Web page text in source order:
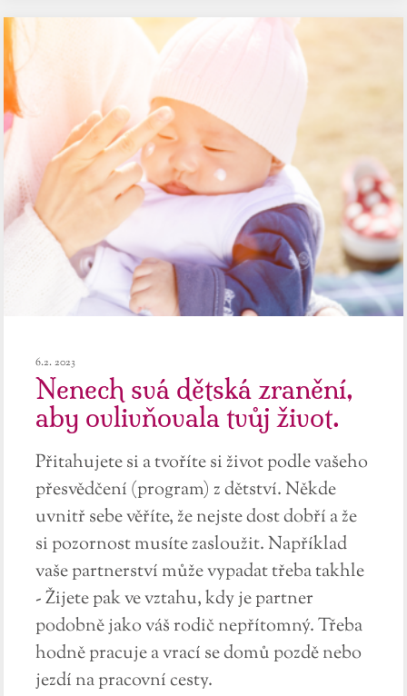
6.2. 2023
Nenech svá dětská zranění,
aby ovlivňovala tvůj život.
Přitahujete si a tvoříte si život podle vašeho
přesvědčení (program) z dětství. Někde
uvnitř sebe věříte, že nejste dost dobří a že
si pozornost musíte zasloužit. Například
vaše partnerství může vypadat třeba takhle
- Žijete pak ve vztahu, kdy je partner
podobně jako váš rodič nepřítomný. Třeba
hodně pracuje a vrací se domů pozdě nebo
jezdí na pracovní cesty.